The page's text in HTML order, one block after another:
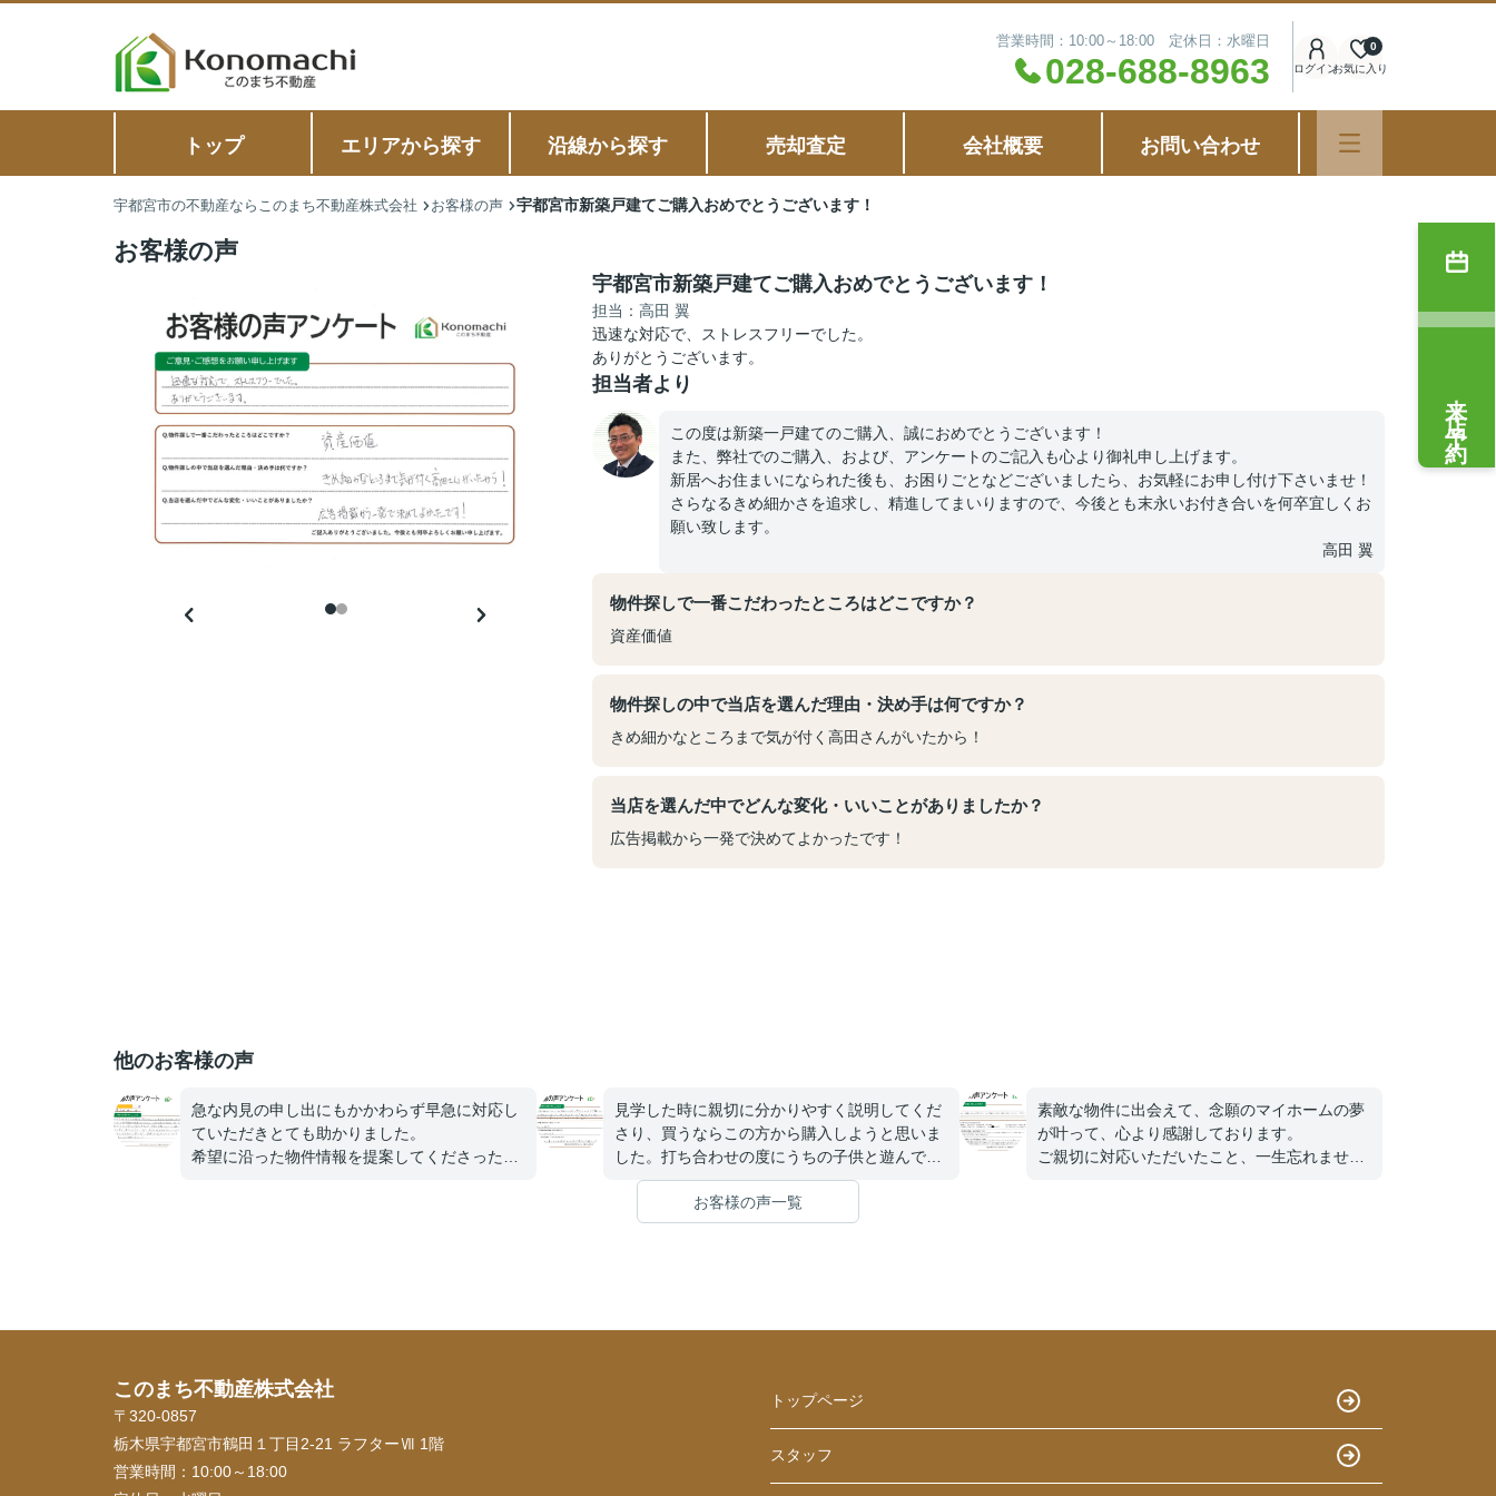
営業時間：10:00～18:00 定休日：水曜日
028-688-8963 ログインお気に入り
0
トップ エリアから探す 沿線から探す 売却査定 会社概要 お問い合わせ
宇都宮市の不動産ならこのまち不動産株式会社 お客様の声 宇都宮市新築戸建てご購入おめでとうございます！
お客様の声
宇都宮市新築戸建てご購入おめでとうございます！
担当：高田 翼
迅速な対応で、ストレスフリーでした。
ありがとうございます。
担当者より
この度は新築一戸建てのご購入、誠におめでとうございます！
また、弊社でのご購入、および、アンケートのご記入も心より御礼申し上げます。
新居へお住まいになられた後も、お困りごとなどございましたら、お気軽にお申し付け下さいませ！
さらなるきめ細かさを追求し、精進してまいりますので、今後とも末永いお付き合いを何卒宜しくお
願い致します。
高田 翼
物件探しで一番こだわったところはどこですか？
資産価値
物件探しの中で当店を選んだ理由・決め手は何ですか？
きめ細かなところまで気が付く高田さんがいたから！
当店を選んだ中でどんな変化・いいことがありましたか？
広告掲載から一発で決めてよかったです！
他のお客様の声
急な内見の申し出にもかかわらず早急に対応し
ていただきとても助かりました。
希望に沿った物件情報を提案してくださった
見学した時に親切に分かりやすく説明してくだ
さり、買うならこの方から購入しようと思いま
した。打ち合わせの度にうちの子供と遊んでも
らったので、購入後の今も今度はいつ担当の方
と会えるのかと聞かれるほど仲良くして頂きま
した。
素敵な物件に出会えて、念願のマイホームの夢
が叶って、心より感謝しております。
ご親切に対応いただいたこと、一生忘れませ
お客様の声一覧
来店予約
このまち不動産株式会社
〒320-0857
栃木県宇都宮市鶴田１丁目2-21 ラフターⅦ 1階
営業時間： 10:00～18:00
トップページ
スタッフ